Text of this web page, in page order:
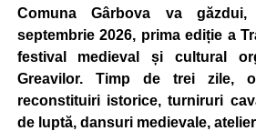
Comuna Gârbova va
septembrie 2026, prima ediție a
festival medieval și cultural
Greavilor. Timp de trei zile,
reconstituiri istorice, turniruri
de luptă, dansuri medievale,